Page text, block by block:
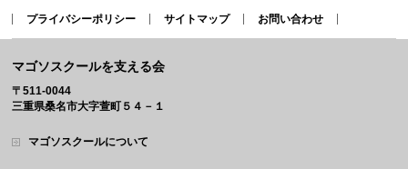
プライバシーポリシー サイトマップ お問い合わせ
マゴソスクールを支える会
〒511-0044
三重県桑名市大字萱町５４－１
マゴソスクールについて